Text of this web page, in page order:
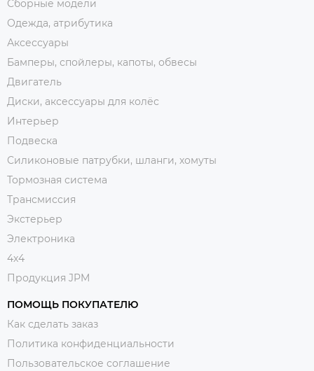
Сборные модели
Одежда, атрибутика
Аксессуары
Бамперы, спойлеры, капоты, обвесы
Двигатель
Диски, аксессуары для колёс
Интерьер
Подвеска
Силиконовые патрубки, шланги, хомуты
Тормозная система
Трансмиссия
Экстерьер
Электроника
4x4
Продукция JPM
ПОМОЩЬ ПОКУПАТЕЛЮ
Как сделать заказ
Политика конфиденциальности
Пользовательское соглашение